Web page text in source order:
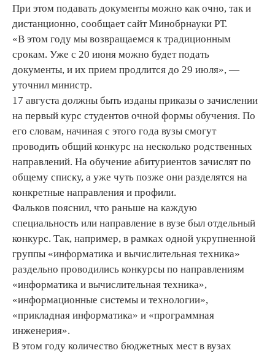
При этом подавать документы можно как очно, так и
дистанционно, сообщает сайт Минобрнауки РТ.
«В этом году мы возвращаемся к традиционным
срокам. Уже с 20 июня можно будет подать
документы, и их прием продлится до 29 июля», —
уточнил министр.
17 августа должны быть изданы приказы о зачислении
на первый курс студентов очной формы обучения. По
его словам, начиная с этого года вузы смогут
проводить общий конкурс на несколько родственных
направлений. На обучение абитуриентов зачислят по
общему списку, а уже чуть позже они разделятся на
конкретные направления и профили.
Фальков пояснил, что раньше на каждую
специальность или направление в вузе был отдельный
конкурс. Так, например, в рамках одной укрупненной
группы «информатика и вычислительная техника»
раздельно проводились конкурсы по направлениям
«информатика и вычислительная техника»,
«информационные системы и технологии»,
«прикладная информатика» и «программная
инженерия».
В этом году количество бюджетных мест в вузах